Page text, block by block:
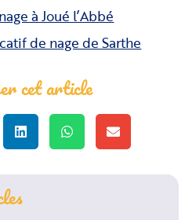
à Joué l’Abbé
de nage de Sarthe
cet article